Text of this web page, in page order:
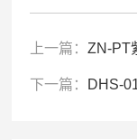
上一篇：ZN-PT
下一篇： DHS-